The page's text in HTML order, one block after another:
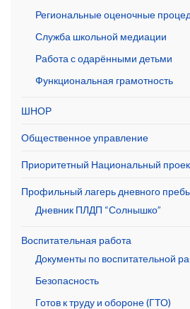
Региональные оценочные
Служба школьной медиации
Работа с одарёнными детьми
Функциональная грамотность
ШНОР
Общественное управление
Приоритетный Национальный
Профильный лагерь дневного
Дневник ПЛДП “Солнышко”
Воспитательная работа
Документы по воспитательной
Безопасность
Готов к труду и обороне (ГТО)